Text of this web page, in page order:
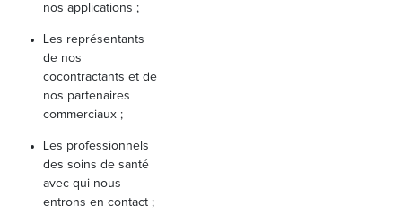
nos applications ;
Les représentants
de nos
cocontractants et de
nos partenaires
commerciaux ;
Les professionnels
des soins de santé
avec qui nous
entrons en contact ;